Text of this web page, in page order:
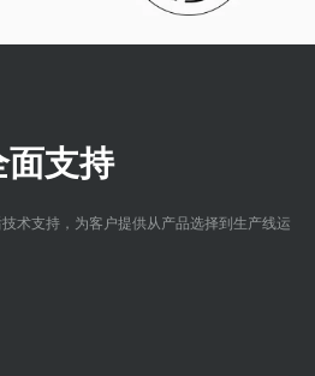
支持
术支持，为客户提供从产品选择到生产线运